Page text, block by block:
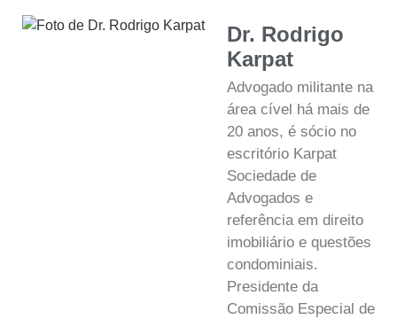
Dr. Rodrigo
Karpat
Advogado militante na
área cível há mais de
20 anos, é sócio no
escritório Karpat
Sociedade de
Advogados e
referência em direito
imobiliário e questões
condominiais.
Presidente da
Comissão Especial de